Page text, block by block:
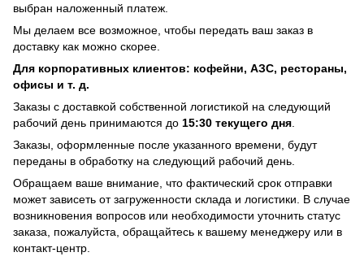
выбран наложенный платеж.
Мы делаем все возможное, чтобы передать ваш заказ в
доставку как можно скорее.
Для корпоративных клиентов: кофейни, АЗС, рестораны,
офисы и т. д.
Заказы с доставкой собственной логистикой на следующий
рабочий день принимаются до 15:30 текущего дня.
Заказы, оформленные после указанного времени, будут
переданы в обработку на следующий рабочий день.
Обращаем ваше внимание, что фактический срок отправки
может зависеть от загруженности склада и логистики. В случае
возникновения вопросов или необходимости уточнить статус
заказа, пожалуйста, обращайтесь к вашему менеджеру или в
контакт-центр.